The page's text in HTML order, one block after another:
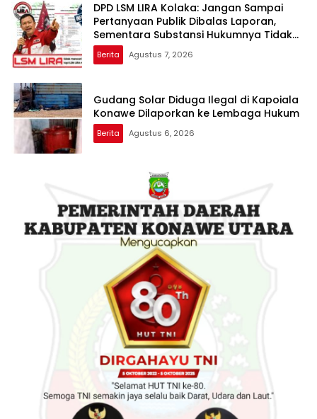
DPD LSM LIRA Kolaka: Jangan Sampai
Pertanyaan Publik Dibalas Laporan,
Sementara Substansi Hukumnya Tidak
Pernah Dijelaskan Secara Terbuka
Berita Agustus 7, 2026
Gudang Solar Diduga Ilegal di Kapoiala
Konawe Dilaporkan ke Lembaga Hukum
Berita Agustus 6, 2026